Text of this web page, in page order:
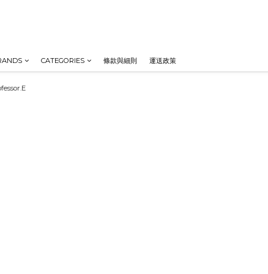
CATEGORIES 條款與細則 運送政策